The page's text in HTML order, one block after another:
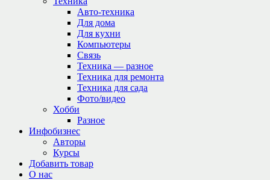
Авто-техника
Для дома
Для кухни
Компьютеры
Связь
Техника — разное
Техника для ремонта
Техника для сада
Фото/видео
Хобби
Разное
Инфобизнес
Авторы
Курсы
Добавить товар
О нас